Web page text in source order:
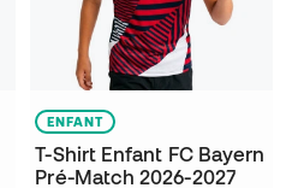
ENFANT
T-Shirt Enfant FC Bayern
Pré-Match 2026-2027